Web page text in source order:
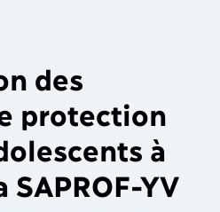
des
protection
à
SAPROF-YV